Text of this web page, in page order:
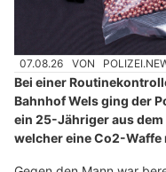
07.08.26 VON
Bei einer
Bahnhof Wels ging der
ein 25-Jähriger aus
welcher eine Co2-Waffe